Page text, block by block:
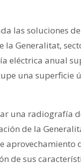
las soluciones
la Generalitat,
eléctrica anual
una superficie
una radiografía
de la
aprovechamiento
de sus